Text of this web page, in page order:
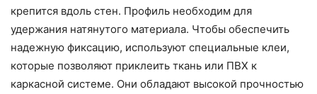
крепится вдоль стен. Профиль необходим для
удержания натянутого материала. Чтобы обеспечить
надежную фиксацию, используют специальные клеи,
которые позволяют приклеить ткань или ПВХ к
каркасной системе. Они обладают высокой прочностью